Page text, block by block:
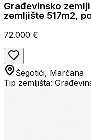
Građevinsko
zemljište 517m2,
72.000 €
Šegotići, Marčana
Tip zemljišta: